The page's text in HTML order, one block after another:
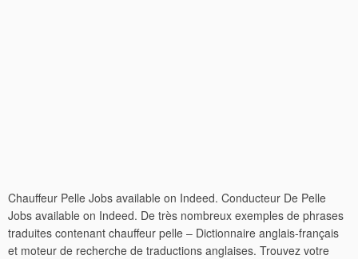
Chauffeur Pelle Jobs available on Indeed. Conducteur De Pelle
Jobs available on Indeed. De très nombreux exemples de phrases
traduites contenant chauffeur pelle – Dictionnaire anglais-français
et moteur de recherche de traductions anglaises. Trouvez votre